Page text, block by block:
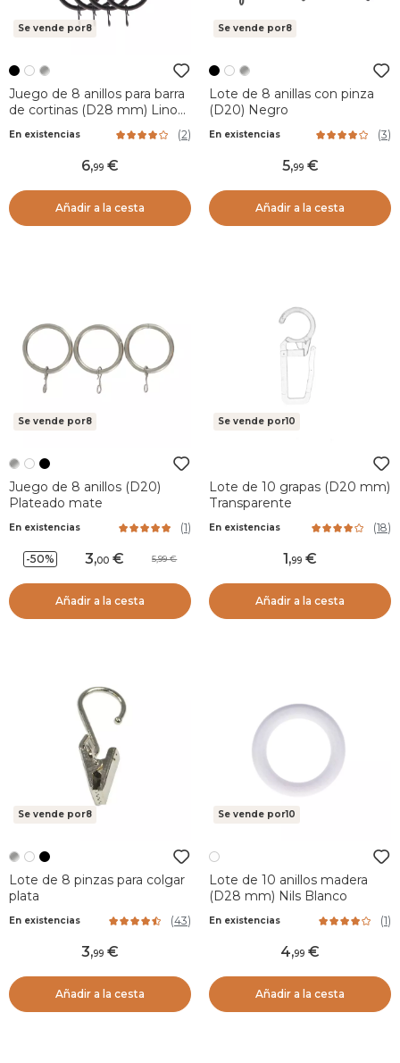
Se vende por8
Juego de 8 anillos para barra
de cortinas (D28 mm) Lino
En existencias (2)
6,99
Añadir a la cesta
Se vende por8
Lote de 8 anillas con pinza
(D20) Negro
En existencias (3)
5,99
Añadir a la cesta
Se vende por8
Juego de 8 anillos (D20)
Plateado mate
En existencias (1)
-50% 3,00 5,99
Añadir a la cesta
Se vende por10
Lote de 10 grapas (D20 mm)
Transparente
En existencias (18)
1,99
Añadir a la cesta
Se vende por8
Lote de 8 pinzas para colgar
plata
En existencias (43)
3,99
Añadir a la cesta
Se vende por10
Lote de 10 anillos madera
(D28 mm) Nils Blanco
En existencias (1)
4,99
Añadir a la cesta